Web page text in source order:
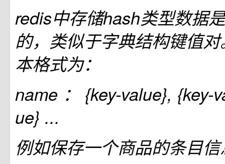
redis中存储hash类型数据
的，类似于字典结构键值
本格式为：
name ： {key-value}, {key-
ue} ...
例如保存一个商品的条目